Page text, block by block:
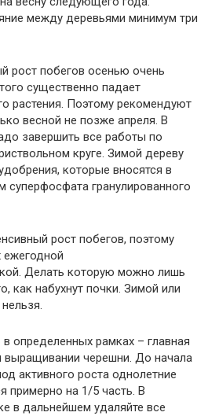
между деревьями минимум три
рост побегов осенью очень
существенно падает
растения. Поэтому рекомендуют
весной не позже апреля. В
завершить все работы по
круге. Зимой дереву
которые вносятся в
суперфосфата гранулированного
рост побегов, поэтому
ежегодной
Делать которую можно лишь
как набухнут почки. Зимой или
определенных рамках – главная
выращивании черешни. До начала
активного роста однолетние
примерно на 1/5 часть. В
в дальнейшем удаляйте все